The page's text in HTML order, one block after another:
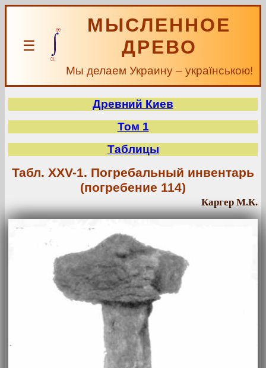
☰
МЫСЛЕННОЕ
ДРЕВО
Мы делаем Украину – українською!
Древний Киев
Том 1
Таблицы
Табл. XXV-1. Погребальный инвентарь
(погребение 114)
Каргер М.К.